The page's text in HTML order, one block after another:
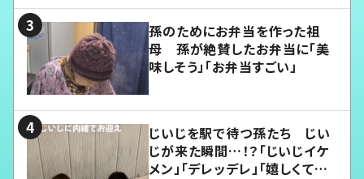
孫のためにお弁当を作った祖
母 孫が絶賛したお弁当に「美
味しそう」「お弁当すごい」
じいじを駅で待つ孫たち じい
じが来た瞬間…！？「じいじイケ
メン」「デレッデレ」「嬉しくて可